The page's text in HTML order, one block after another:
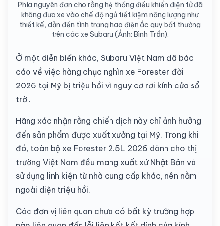
Phía nguyên đơn cho rằng hệ thống điều khiển điện tử đã
không đưa xe vào chế độ ngủ tiết kiệm năng lượng như
thiết kế, dẫn đến tình trạng hao điện ắc quy bất thường
trên các xe Subaru (Ảnh: Bình Trần).
Ở một diễn biến khác, Subaru Việt Nam đã báo
cáo về việc hàng chục nghìn xe Forester đời
2026 tại Mỹ bị triệu hồi vì nguy cơ rơi kính cửa sổ
trời.
Hãng xác nhận rằng chiến dịch này chỉ ảnh hưởng
đến sản phẩm được xuất xưởng tại Mỹ. Trong khi
đó, toàn bộ xe Forester 2.5L 2026 dành cho thị
trường Việt Nam đều mang xuất xứ Nhật Bản và
sử dụng linh kiện từ nhà cung cấp khác, nên nằm
ngoài diện triệu hồi.
Các đơn vị liên quan chưa có bất kỳ trường hợp